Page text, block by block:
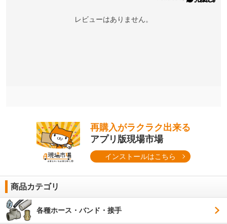
レビューはありません。
再購入がラクラク出来る
アプリ版現場市場
インストールはこちら
商品カテゴリ
各種ホース・バンド・接手